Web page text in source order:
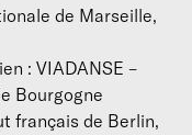
des possibles
Son sens
ses pieds en font
de Marseille,
: VIADANSE –
Bourgogne
français de Berlin,